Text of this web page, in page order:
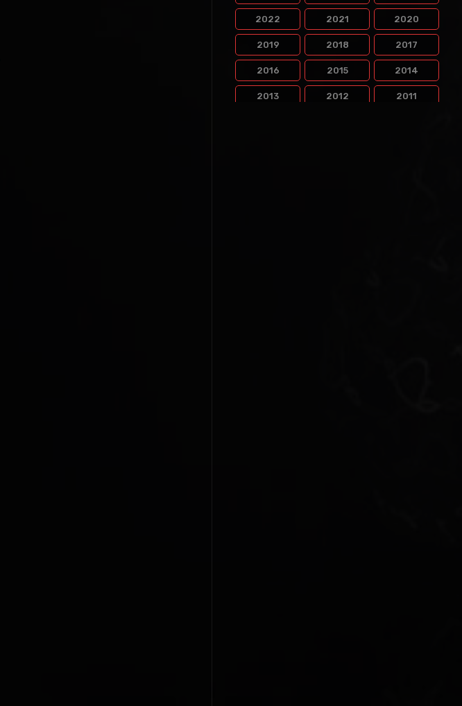
2022 2021 2020
2019 2018 2017
2016 2015 2014
2013 2012 2011